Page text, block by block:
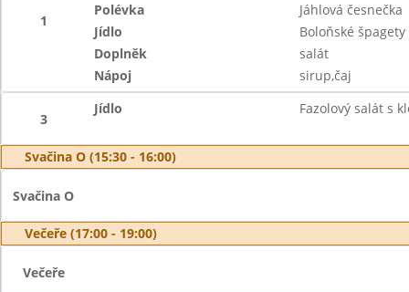
1
Polévka
Jáhlová česnečka
Jídlo
Boloňské
Doplněk
salát
Nápoj
sirup,čaj
3
Jídlo Fazolový salát s
Svačina O (15:30 - 16:00)
Svačina O
Večeře (17:00 - 19:00)
Večeře